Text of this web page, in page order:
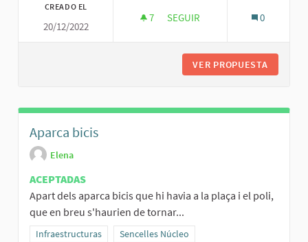
CREADO EL
20/12/2022
7 7 SEGUIDORAS
SEGUIR 0
VER PROPUESTA
Aparca bicis
Elena
ACEPTADAS
Apart dels aparca bicis que hi havia a la plaça i el poli,
que en breu s'haurien de tornar...
Resultados al filtrar por la categoría: Infraestructuras
Infraestructuras Resultados al filtrar por el ámbito: Sencelles
Sencelles Núcleo